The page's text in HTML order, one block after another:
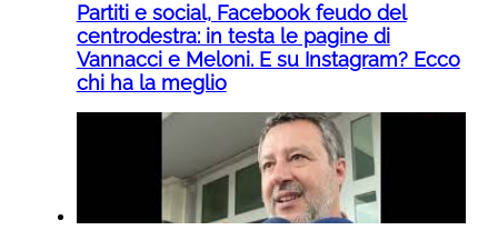
Partiti e social, Facebook feudo del
centrodestra: in testa le pagine di
Vannacci e Meloni. E su Instagram? Ecco
chi ha la meglio